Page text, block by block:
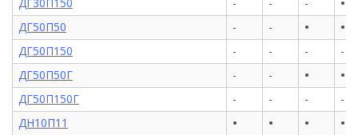
ДГ50П50 - - • •
ДГ50П150 - - -
-
ДГ50П50Г
- - • •
ДГ50П150Г - - -
-
ДН10П11
• • • •